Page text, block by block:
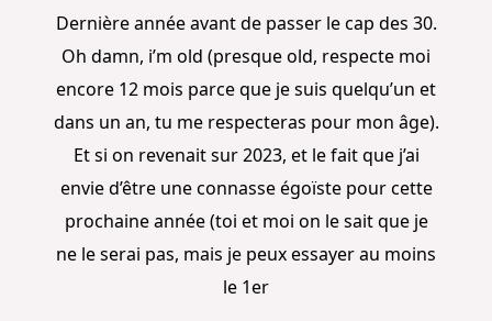
Dernière année avant de passer le cap des 30.
Oh damn, i’m old (presque old, respecte moi
encore 12 mois parce que je suis quelqu’un et
dans un an, tu me respecteras pour mon âge).
Et si on revenait sur 2023, et le fait que j’ai
envie d’être une connasse égoïste pour cette
prochaine année (toi et moi on le sait que je
ne le serai pas, mais je peux essayer au moins
le 1er